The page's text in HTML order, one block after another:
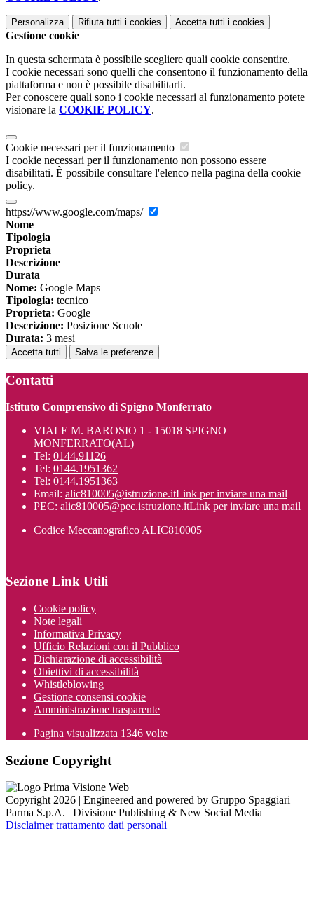
Personalizza Rifiuta tutti i cookies Accetta tutti i cookies
Gestione cookie
In questa schermata è possibile scegliere quali cookie consentire.
I cookie necessari sono quelli che consentono il funzionamento della
piattaforma e non è possibile disabilitarli.
Per conoscere quali sono i cookie necessari al funzionamento potete
visionare la COOKIE POLICY.
Cookie necessari per il funzionamento
I cookie necessari per il funzionamento non possono essere
disabilitati. È possibile consultare l'elenco nella pagina della cookie
policy.
https://www.google.com/maps/
Nome
Tipologia
Proprieta
Descrizione
Durata
Nome: Google Maps
Tipologia: tecnico
Proprieta: Google
Descrizione: Posizione Scuole
Durata: 3 mesi
Accetta tutti Salva le preferenze
Contatti
Istituto Comprensivo di Spigno Monferrato
VIALE M. BAROSIO 1 - 15018 SPIGNO
MONFERRATO(AL)
Tel: 0144.91126
Tel: 0144.1951362
Tel: 0144.1951363
Email: alic810005@istruzione.itLink per inviare una mail
PEC: alic810005@pec.istruzione.itLink per inviare una mail
Codice Meccanografico ALIC810005
Sezione Link Utili
Cookie policy
Note legali
Informativa Privacy
Ufficio Relazioni con il Pubblico
Dichiarazione di accessibilità
Obiettivi di accessibilità
Whistleblowing
Gestione consensi cookie
Amministrazione trasparente
Pagina visualizzata 1346 volte
Sezione Copyright
Copyright 2026 | Engineered and powered by Gruppo Spaggiari
Parma S.p.A. | Divisione Publishing & New Social Media
Disclaimer trattamento dati personali